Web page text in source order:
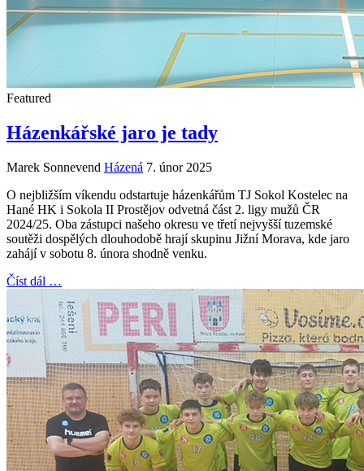
Featured
Házenkářské jaro je tady
Marek Sonnevend Házená 7. únor 2025
O nejbližším víkendu odstartuje házenkářům TJ Sokol Kostelec na
Hané HK i Sokola II Prostějov odvetná část 2. ligy mužů ČR
2024/25. Oba zástupci našeho okresu ve třetí nejvyšší tuzemské
soutěži dospělých dlouhodobě hrají skupinu Jižní Morava, kde jaro
zahájí v sobotu 8. února shodně venku.
Číst dál …